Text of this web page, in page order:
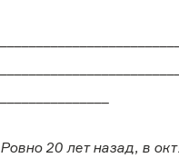
Ровно 20 лет назад, в